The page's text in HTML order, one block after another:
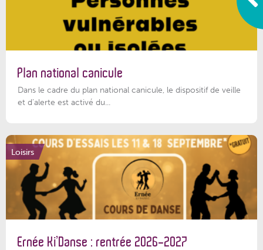
Plan national canicule
Dans le cadre du plan national canicule, le dispositif de veille
et d’alerte est activé du...
Loisirs
Ernée Ki’Danse : rentrée 2026-2027